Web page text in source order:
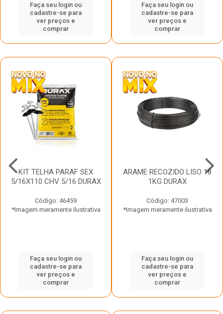
Faça seu login ou
cadastre-se para
ver preços e
comprar
Faça seu login ou
cadastre-se para
ver preços e
comprar
KIT TELHA PARAF SEX
5/16X110 CHV 5/16 DURAX
Código: 46459
*Imagem meramente ilustrativa
Faça seu login ou
cadastre-se para
ver preços e
comprar
ARAME RECOZIDO LISO 18
1KG DURAX
Código: 47003
*Imagem meramente ilustrativa
Faça seu login ou
cadastre-se para
ver preços e
comprar